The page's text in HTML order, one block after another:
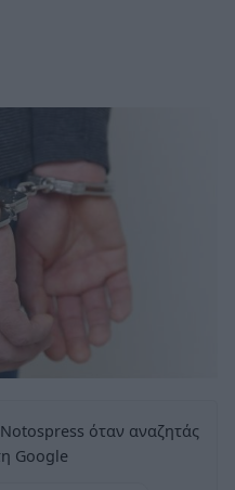
όταν αναζητάς
Google